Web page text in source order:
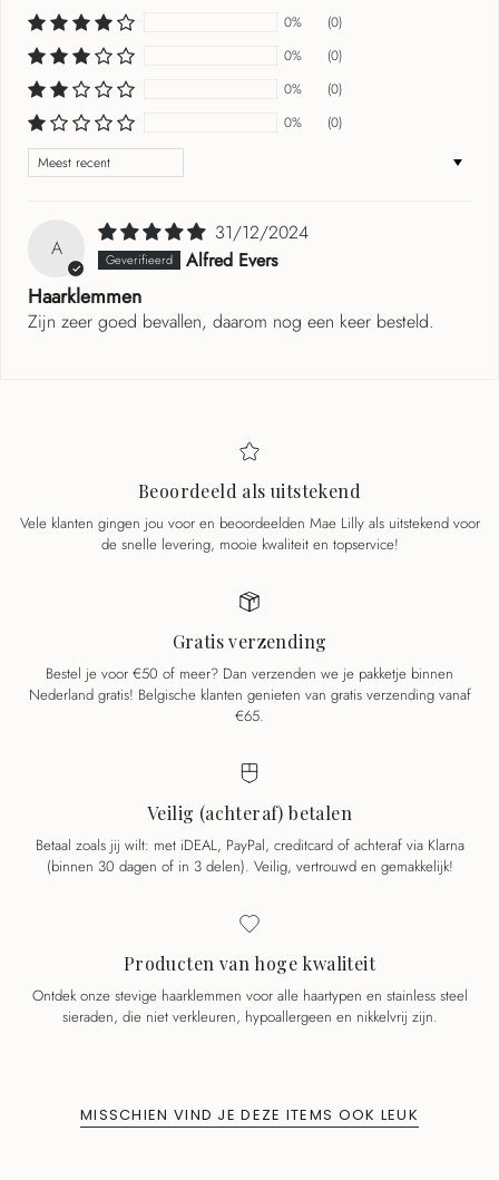
0%
(0)
0%
(0)
0%
(0)
0%
(0)
Sort by
A
31/12/2024
Alfred Evers
Haarklemmen
Zijn zeer goed bevallen, daarom nog een keer besteld.
Beoordeeld als uitstekend
Vele klanten gingen jou voor en beoordeelden Mae Lilly als uitstekend voor
de snelle levering, mooie kwaliteit en topservice!
Gratis verzending
Bestel je voor €50 of meer? Dan verzenden we je pakketje binnen
Nederland gratis! Belgische klanten genieten van gratis verzending vanaf
€65.
Veilig (achteraf) betalen
Betaal zoals jij wilt: met iDEAL, PayPal, creditcard of achteraf via Klarna
(binnen 30 dagen of in 3 delen). Veilig, vertrouwd en gemakkelijk!
Producten van hoge kwaliteit
Ontdek onze stevige haarklemmen voor alle haartypen en stainless steel
sieraden, die niet verkleuren, hypoallergeen en nikkelvrij zijn.
MISSCHIEN VIND JE DEZE ITEMS OOK LEUK